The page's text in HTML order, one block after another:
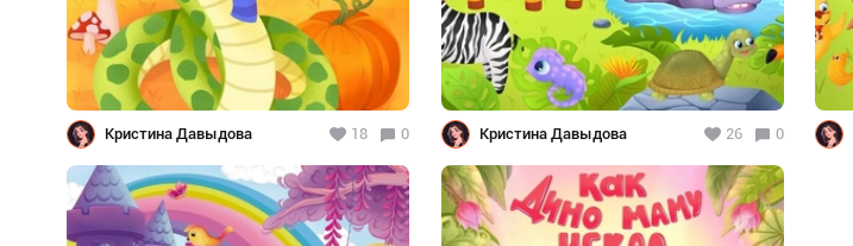
Кристина Давыдова 18 0 Кристина Давыдова 26 0